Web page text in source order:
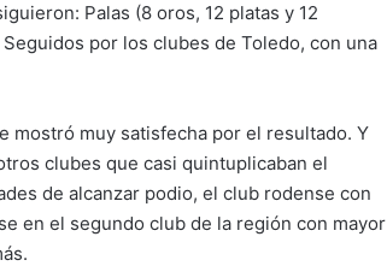
Palas (8 oros, 12 platas y 12
por los clubes de Toledo, con una
mostró muy satisfecha por el resultado. Y
clubes que casi quintuplicaban el
de alcanzar podio, el club rodense con
en el segundo club de la región con mayor